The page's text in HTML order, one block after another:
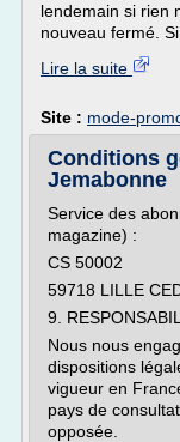
lendemain si rien
nouveau fermé. Si
Lire la suite
Site : mode-
Conditions
Jemabonne
Service des
magazine) :
CS 50002
59718 LILLE
9.
Nous nous
dispositions
vigueur en
pays de
opposée.